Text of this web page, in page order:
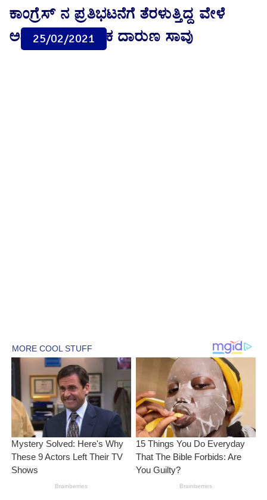
ಕಾಂಗ್ರೆಸ್ ನ ಪ್ರತಿಭಟನೆಗೆ ತೆರಳುತ್ತಿದ್ದ ವೇಳೆ
ಅಪಘಾತ: ಯುವಕ ದಾರುಣ ಸಾವು
25/02/2021